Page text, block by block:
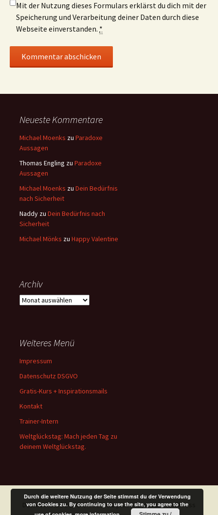
Mit der Nutzung dieses Formulars erklärst du dich mit der
Speicherung und Verarbeitung deiner Daten durch diese
Webseite einverstanden. *
Neueste Kommentare
Michael Moenks zu Paradoxe
Aussagen
Thomas Engling zu Paradoxe
Aussagen
Michael Moenks zu Dein Bedürfnis
nach Sicherheit
Naddy zu Dein Bedürfnis nach
Sicherheit
Michael Mönks zu Happy Valentine
Archiv
Archiv
Weiteres Menü
Impressum
Datenschutz DSGVO
Gratis-Kurs + Inspirationsmails
Kontakt
Trainer-Intern
Weltglückstag: Mach jeden Tag zu
deinem Weltglückstag.
Datenschutz DSGVO Mit Stolz präsentiert von WordPress
Durch die weitere Nutzung der Seite stimmst du der Verwendung
von Cookies zu. By continuing to use the site, you agree to the